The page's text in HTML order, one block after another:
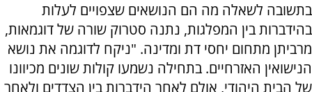
בתשובה לשאלה מה הם הנושאים שצפויים לעלות
בהידברות בין המפלגות, נתנה סטרוק שורה של דוגמאות,
מרביתן מתחום יחסי דת ומדינה. "ניקח לדוגמה את נושא
הנישואין האזרחיים. בתחילה נשמעו קולות שונים מכיוונו
של הבית היהודי, אולם לאחר הידברות בין הצדדים ולאחר